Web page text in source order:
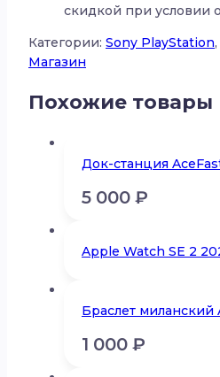
скидкой при условии
Категории: Sony PlayStation,
Магазин
Похожие товары
Док-станция
5 000 ₽
Apple Watch SE 2
Браслет миланский
1 000 ₽